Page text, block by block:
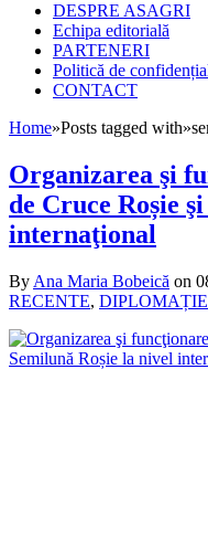
DESPRE ASAGRI
Echipa editorială
PARTENERI
Politică de
CONTACT
Home»Posts tagged with»
Organizarea şi
de Cruce Roșie
internaţional
By Ana Maria Bobeică on
RECENTE, DIPLOMAȚIE